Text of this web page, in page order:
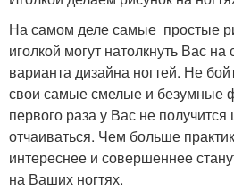
На самом деле самые простые
иголкой могут натолкнуть Вас
варианта дизайна ногтей. Не
свои самые смелые и безумные
первого раза у Вас не
отчаиваться. Чем больше
интереснее и совершеннее
на Ваших ногтях.